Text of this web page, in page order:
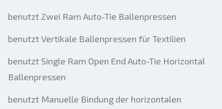
benutzt Zwei Ram Auto-Tie Ballenpressen
benutzt Vertikale Ballenpressen für Textilien
benutzt Single Ram Open End Auto-Tie Horizontal
Ballenpressen
benutzt Manuelle Bindung der horizontalen